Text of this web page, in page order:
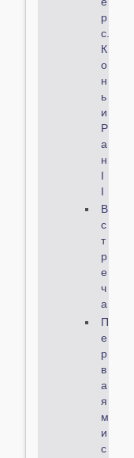
р
с.
К
о
н
ь
и
Р
а
н
В
с
т
р
е
ч
а
П
е
р
в
а
я
м
и
с